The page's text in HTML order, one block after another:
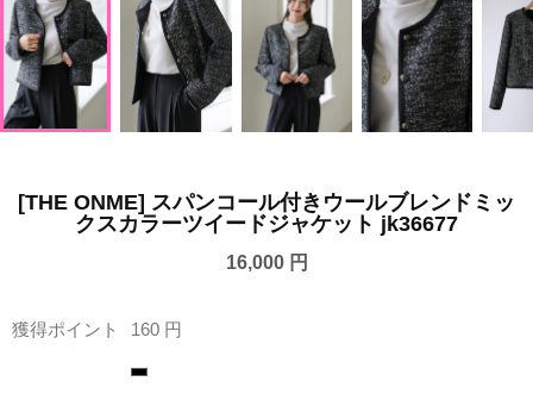
[THE ONME] スパンコール付きウールブレンドミッ
クスカラーツイードジャケット jk36677
16,000 円
獲得ポイント 160 円